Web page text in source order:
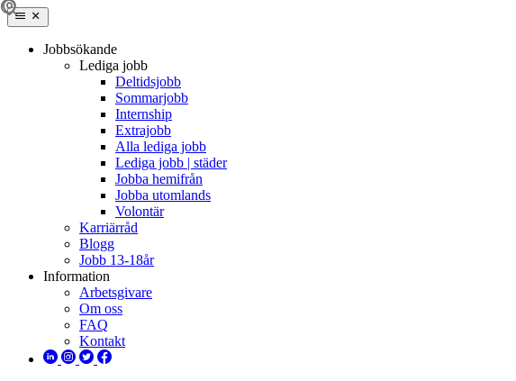
Jobbsökande
Lediga jobb
Deltidsjobb
Sommarjobb
Internship
Extrajobb
Alla lediga jobb
Lediga jobb | städer
Jobba hemifrån
Jobba utomlands
Volontär
Karriärråd
Blogg
Jobb 13-18år
Information
Arbetsgivare
Om oss
FAQ
Kontakt